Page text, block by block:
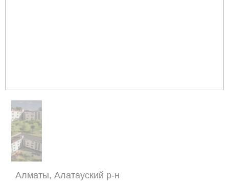
Алматы, Алатауский р-н